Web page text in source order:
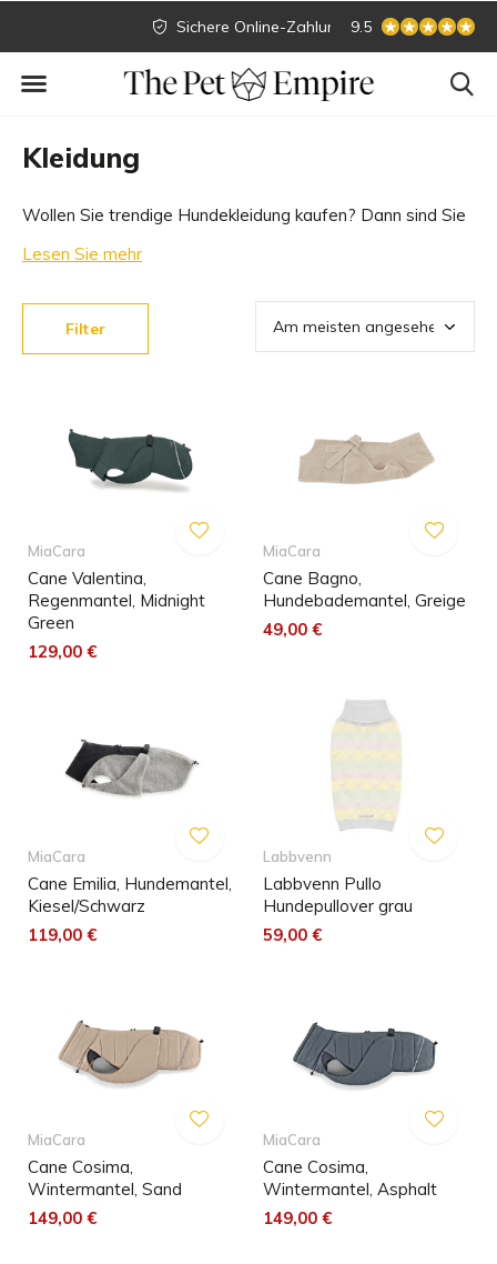
Sichere Online-Zahlung Größte Sammlung
9.5
Kleidung
Wollen Sie trendige Hundekleidung kaufen? Dann sind Sie
in unserer Hundeboutique genau richtig! Wir haben die
Hundebandana zum Hundepullover. Welche
Lesen Sie mehr
Filter
MiaCara
Cane Valentina,
Regenmantel, Midnight
Green
129,00 €
MiaCara
Cane Bagno,
Hundebademantel, Greige
49,00 €
MiaCara
Cane Emilia, Hundemantel,
Kiesel/Schwarz
119,00 €
Labbvenn
Labbvenn Pullo
Hundepullover grau
59,00 €
MiaCara
Cane Cosima,
Wintermantel, Sand
149,00 €
MiaCara
Cane Cosima,
Wintermantel, Asphalt
149,00 €